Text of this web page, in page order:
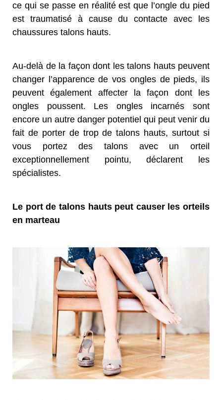
ce qui se passe en réalité est que l’ongle du pied
est traumatisé à cause du contacte avec les
chaussures talons hauts.
Au-delà de la façon dont les talons hauts peuvent
changer l’apparence de vos ongles de pieds, ils
peuvent également affecter la façon dont les
ongles poussent. Les ongles incarnés sont
encore un autre danger potentiel qui peut venir du
fait de porter de trop de talons hauts, surtout si
vous portez des talons avec un orteil
exceptionnellement pointu, déclarent les
spécialistes.
Le port de talons hauts peut causer les orteils
en marteau